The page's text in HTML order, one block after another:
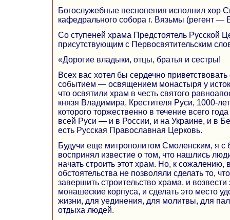
Богослужебные песнопения исполнил хор
кафедрального собора г. Вязьмы (регент —
Со ступеней храма Предстоятель Русской
присутствующим с Первосвятительским
«Дорогие владыки, отцы, братья и сестры!
Всех вас хотел бы сердечно
событием — освящением монастыря у
что освятили храм в честь святого
князя Владимира, Крестителя Руси, 1000-
которого торжественно в течение всего
всей Руси — и в России, и на Украине, и в
есть Русская Православная Церковь.
Будучи еще митрополитом Смоленским, я с
воспринял известие о том, что нашлись
начать строить этот храм. Но, к сожалению,
обстоятельства не позволяли сделать то,
завершить строительство храма, и
монашеские корпуса, и сделать это место
жизни, для уединения, для молитвы, для
отдыха людей.